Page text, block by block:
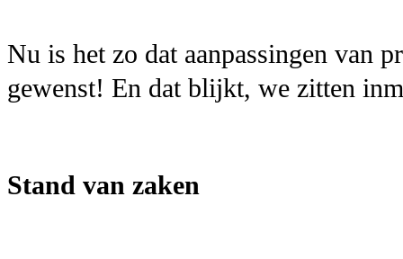
Nu is het zo dat aanpassingen van
gewenst! En dat blijkt, we zitten
Stand van zaken